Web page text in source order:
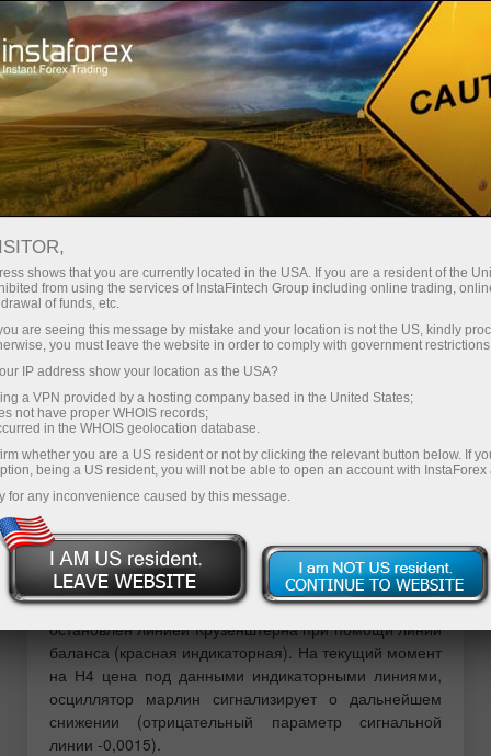
Трейдерам Форекс аналитика
Форекс-oбзоры
Технический анализ
02.04.2019 06:39
Прогноз по GBP/USD на 2 апреля
2019 года
GBP/USD
Британский фунт вчера подрастал в моменте на 119
пунктов в качестве отработки слухов о том, что
спекулятивный рост, но, тем не менее, цена
продолжает удерживаться над линией Крузенштерна
дневного масштаба.
На четырёхчасовом графике рост цены был
остановлен линией Крузенштерна при помощи линии
баланса (красная индикаторная). На текущий момент
на Н4 цена под данными индикаторными линиями,
осциллятор марлин сигнализирует о дальнейшем
снижении (отрицательный параметр сигнальной
линии -0,0015).
shows that you are currently located in the USA. If you are a resident of the
from using the services of InstaFintech Group including online trading,
of funds, etc.
are seeing this message by mistake and your location is not the US, kindly
you must leave the website in order to comply with government
IP address show your location as the USA?
a VPN provided by a hosting company based in the United States;
not have proper WHOIS records;
in the WHOIS geolocation database.
whether you are a US resident or not by clicking the relevant button below. If
being a US resident, you will not be able to open an account with InstaForex
for any inconvenience caused by this message.